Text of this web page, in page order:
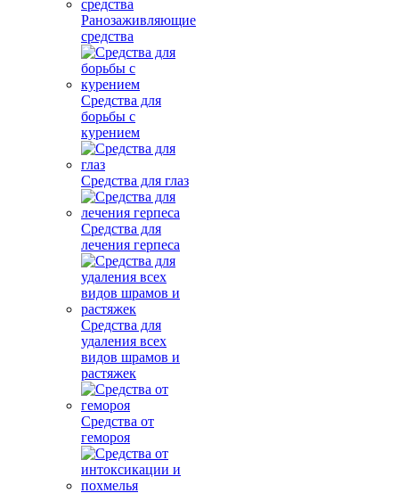
Ранозаживляющие
средства
Средства для
борьбы с
курением
Средства для глаз
Средства для
лечения герпеса
Средства для
удаления всех
видов шрамов и
растяжек
Средства от
гемороя